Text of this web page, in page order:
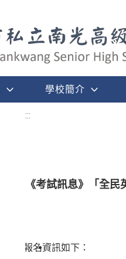
學校簡介
:::
《考試訊息》「全
報名資訊如下：